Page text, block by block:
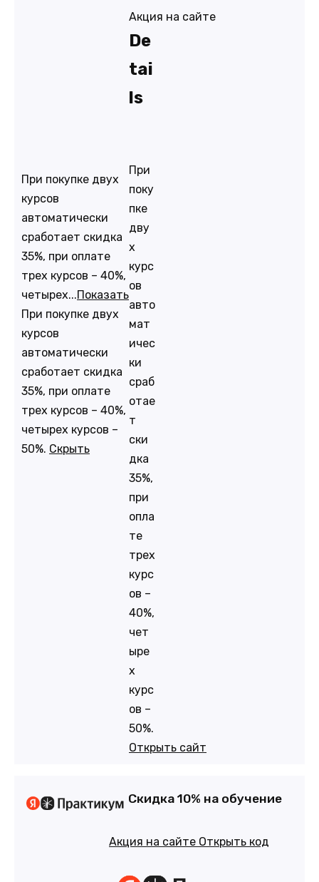
При покупке двух
курсов
автоматически
сработает скидка
35%, при оплате
трех курсов – 40%,
четырех...Показать
При покупке двух
курсов
автоматически
сработает скидка
35%, при оплате
трех курсов – 40%,
четырех курсов –
50%. Скрыть
Акция на сайте
De
tai
ls
При
поку
пке
дву
х
курс
ов
авто
мат
ичес
ки
сраб
отае
т
ски
дка
35%,
при
опла
те
трех
курс
ов –
40%,
чет
ыре
х
курс
ов –
50%.
Открыть сайт
Скидка 10% на обучение
Акция на сайте Открыть код